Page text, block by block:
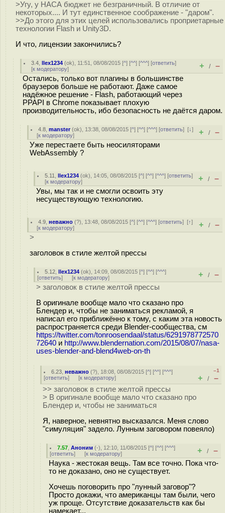
>Угу, у НАСА бюджет не безграничный. В отличие от
некоторых.... И тут единственное соображение - "даром".
>>До этого для этих целей использовались проприетарные
технологии Flash и Unity3D.
И что, лицензии закончились?
3.4 ,llex1234 (ok), 11:51, 08/08/2015 [^] [^^] [^^^] [ответить]
[к модератору] + / –
Остались, только вот плагины в большинстве
браузеров больше не работают. Даже самое
надёжное решение - Flash, работающий через
PPAPI в Chrome показывает плохую
производительность, ибо безопасность не даётся даром.
4.8 ,manster(ok), 13:38, 08/08/2015 [^] [^^] [^^^] [ответить][↓]
[к модератору] + / –
Уже перестаете быть неосиляторами
WebAssembly ?
5.11 ,llex1234 (ok), 14:05, 08/08/2015 [^] [^^] [^^^] [ответить]
[к модератору] + / –
Увы, мы так и не смогли освоить эту
несуществующую технологию.
4.9 ,неважно (?), 13:48, 08/08/2015 [^] [^^] [^^^] [ответить][↑]
[к модератору] + / –
>
заголовок в стиле желтой прессы
5.12 ,llex1234 (ok), 14:09, 08/08/2015 [^] [^^] [^^^]
[ответить] [к модератору] + / –
> заголовок в стиле желтой прессы
В оригинале вообще мало что сказано про
Блендер и, чтобы не заниматься рекламой, я
написал его приближённо к тому, с каким эта новость
распространяется среди Blender-сообщества, см
https://twitter.com/tonroosendaal/status/6291978772570
72640 и http://www.blendernation.com/2015/08/07/nasa-
uses-blender-and-blend4web-on-th
6.23 ,неважно (?), 18:08, 08/08/2015 [^] [^^] [^^^]
[ответить] [к модератору]
–1
+ / –
>> заголовок в стиле желтой прессы
> В оригинале вообще мало что сказано про
Блендер и, чтобы не заниматься
Я, наверное, невнятно высказался. Меня слово
"симуляция" задело. Лунным заговором повеяло)
7.57 ,Аноним (-), 12:10, 11/08/2015 [^] [^^] [^^^]
[ответить] [к модератору] + / –
Наука - жестокая вещь. Там все точно. Пока что-
то не доказано, оно не существует.
Хочешь поговорить про "лунный заговор"?
Просто докажи, что американцы там были, чего
уж проще. Отсутствие доказательств как бы
намекает...